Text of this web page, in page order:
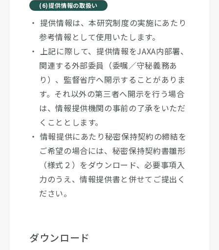
(6)提供情報の取扱い
提供情報は、本研究制度の実施にあたり
参考情報として使用いたします。
上記に際して、提供情報をJAXA内部署、
関連する外部委員（委嘱／守秘義務あ
り）、監督省庁へ開示することがありま
す。それ以外の第三者へ開示を行う場合
は、情報提供機関の事前の了承をいただ
くこととします。
情報提供にあたり秘密保持契約の締結を
ご希望の場合には、秘密保持契約書雛形
（様式２）をダウンロード、必要事項入
力のうえ、情報提供書と併せてご提出く
ださい。
ダウンロード